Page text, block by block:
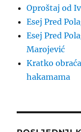
Oproštaj od
Esej Pred
Esej Pred
Marojević
Kratko
hakamama